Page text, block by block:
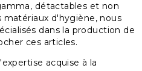
détactables et non
matériaux d'hygiène, nous
dans la production de
ces articles.
acquise à la